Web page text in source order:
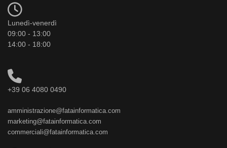
Lunedì-venerdì
09:00 - 13:00
14:00 - 18:00
+39 06 4080 0490
amministrazione@fatainformatica.com
marketing@fatainformatica.com
commerciali@fatainformatica.com